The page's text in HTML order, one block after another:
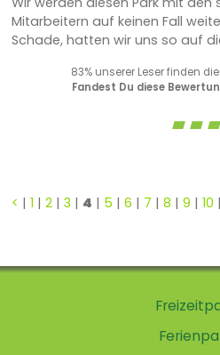
Mitarbeitern auf keinen Fall
Schade, hatten wir uns so auf
83% unserer Leser finden
Fandest Du diese
< | 1 | 2| 3 | 4 | 5 | 6 | 7 | 8 | 9 | 10 |